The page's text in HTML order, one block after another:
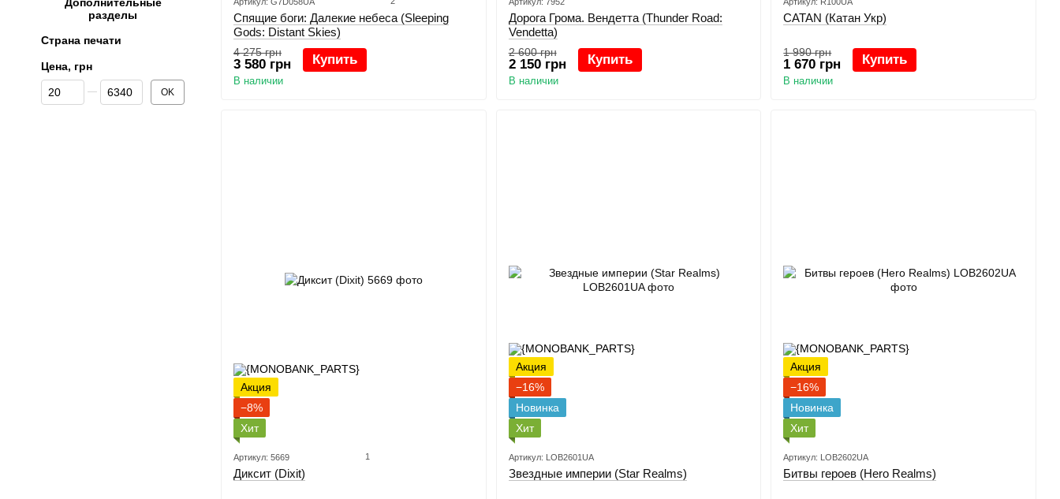
Спящие боги: Далекие небеса (Sleeping
Gods: Distant Skies)
4 275 грн
3 580 грн Купить
В наличии
Дорога Грома. Вендетта (Thunder Road:
Vendetta)
2 600 грн
2 150 грн Купить
В наличии
CATAN (Катан Укр)
1 990 грн
1 670 грн Купить
В наличии
Акция
−8%
Хит
Артикул: 5669 1
Диксит (Dixit)
Акция
−16%
Новинка
Хит
Артикул: LOB2601UA
Звездные империи (Star Realms)
Акция
−16%
Новинка
Хит
Артикул: LOB2602UA
Битвы героев (Hero Realms)
разделы
Страна печати
Цена, грн
От Цена, грн
До Цена, грн OK